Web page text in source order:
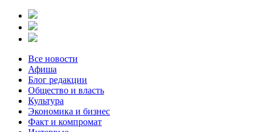
Все новости
Афиша
Блог редакции
Общество и власть
Культура
Экономика и бизнес
Факт и компромат